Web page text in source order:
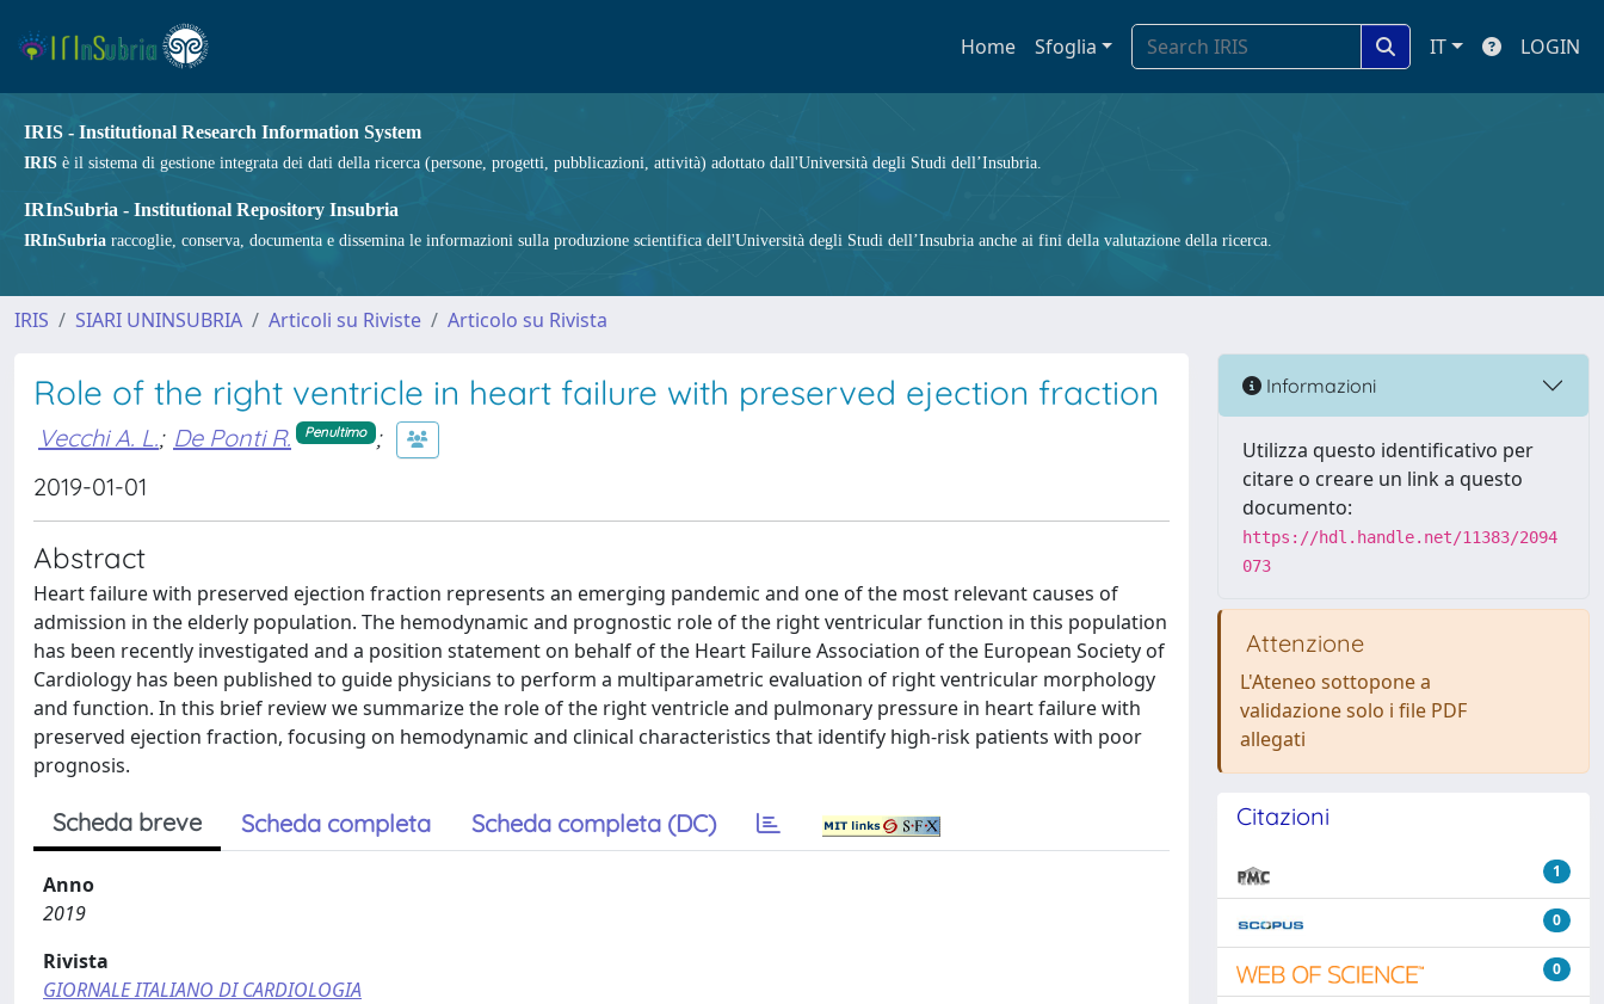
Home Sfoglia IT LOGIN
IRIS - Institutional Research Information System
IRIS è il sistema di gestione integrata dei dati della ricerca (persone, progetti, pubblicazioni, attività) adottato dall'Università degli Studi dell’Insubria.
IRInSubria - Institutional Repository Insubria
IRInSubria raccoglie, conserva, documenta e dissemina le informazioni sulla produzione scientifica dell'Università degli Studi dell’Insubria anche ai fini della valutazione della ricerca.
IRIS SIARI UNINSUBRIA Articoli su Riviste Articolo su Rivista
Role of the right ventricle in heart failure with preserved ejection fraction
Vecchi A. L.; De Ponti R. Penultimo ;
2019-01-01
Abstract
Heart failure with preserved ejection fraction represents an emerging pandemic and one of the most relevant causes of
admission in the elderly population. The hemodynamic and prognostic role of the right ventricular function in this population
has been recently investigated and a position statement on behalf of the Heart Failure Association of the European Society of
Cardiology has been published to guide physicians to perform a multiparametric evaluation of right ventricular morphology
and function. In this brief review we summarize the role of the right ventricle and pulmonary pressure in heart failure with
preserved ejection fraction, focusing on hemodynamic and clinical characteristics that identify high-risk patients with poor
prognosis.
Scheda breve Scheda completa Scheda completa (DC)
Anno
2019
Rivista
GIORNALE ITALIANO DI CARDIOLOGIA
Informazioni
Utilizza questo identificativo per
citare o creare un link a questo
documento:
https://hdl.handle.net/11383/2094
073
Attenzione
L'Ateneo sottopone a
validazione solo i file PDF
allegati
Citazioni
1
0
0